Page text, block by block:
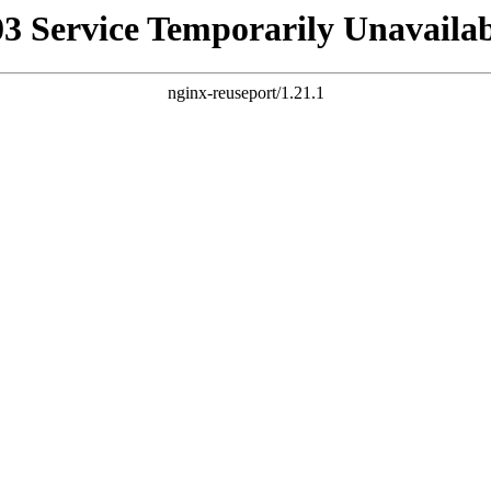
Service Temporarily
nginx-reuseport/1.21.1